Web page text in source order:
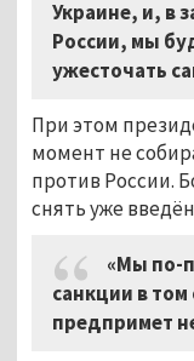
Украине, и, в
России, мы
ужесточать
При этом
момент не
против России.
снять уже
«Мы по-
санкции в том
предпримет